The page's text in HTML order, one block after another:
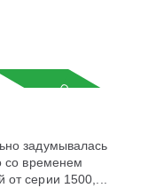
задумывалась
со временем
от серии 1500,...